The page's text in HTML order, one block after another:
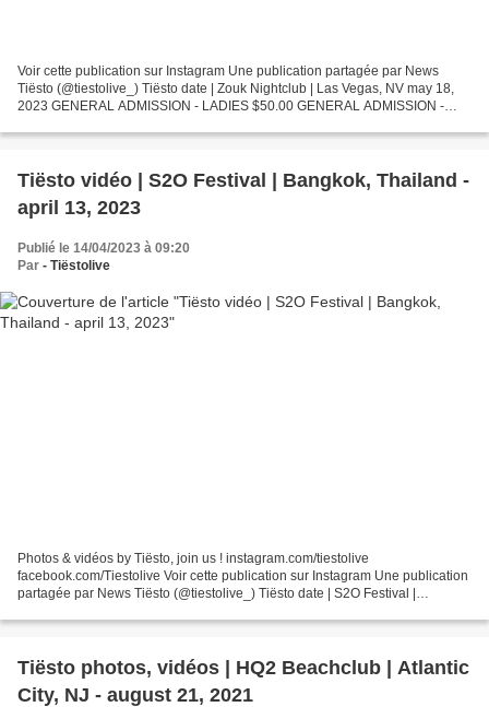
Voir cette publication sur Instagram Une publication partagée par News
Tiësto (@tiestolive_) Tiësto date | Zouk Nightclub | Las Vegas, NV may 18,
2023 GENERAL ADMISSION - LADIES $50.00 GENERAL ADMISSION -
Tiësto vidéo | S2O Festival | Bangkok, Thailand -
april 13, 2023
Publié le 14/04/2023 à 09:20
Par - Tiëstolive
Photos & vidéos by Tiësto, join us ! instagram.com/tiestolive
facebook.com/Tiestolive Voir cette publication sur Instagram Une publication
partagée par News Tiësto (@tiestolive_) Tiësto date | S2O Festival |
Tiësto photos, vidéos | HQ2 Beachclub | Atlantic
City, NJ - august 21, 2021